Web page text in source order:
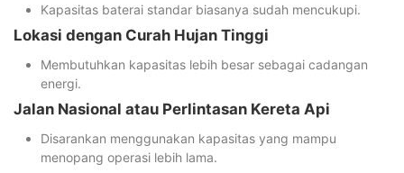
Kapasitas baterai standar biasanya sudah mencukupi.
Lokasi dengan Curah Hujan Tinggi
Membutuhkan kapasitas lebih besar sebagai cadangan
energi.
Jalan Nasional atau Perlintasan Kereta Api
Disarankan menggunakan kapasitas yang mampu
menopang operasi lebih lama.